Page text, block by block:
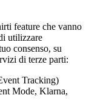
feature che vanno
utilizzare
consenso, su
di terze parti:
Tracking)
Mode, Klarna,